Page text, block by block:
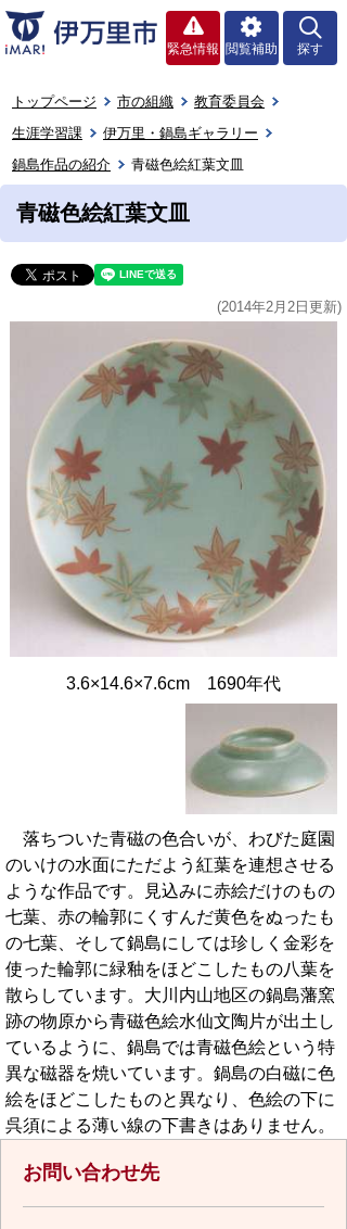
緊急情報 閲覧補助 探す
トップページ 市の組織
教育委員会
生涯学習課
伊万里・鍋島ギャラリー
鍋島作品の紹介
青磁色絵紅葉文皿
青磁色絵紅葉文皿
(2014年2月2日更新)
3.6×14.6×7.6cm 1690年代
落ちついた青磁の色合いが、わびた庭園
のいけの水面にただよう紅葉を連想させる
ような作品です。見込みに赤絵だけのもの
七葉、赤の輪郭にくすんだ黄色をぬったも
の七葉、そして鍋島にしては珍しく金彩を
使った輪郭に緑釉をほどこしたもの八葉を
散らしています。大川内山地区の鍋島藩窯
跡の物原から青磁色絵水仙文陶片が出土し
ているように、鍋島では青磁色絵という特
異な磁器を焼いています。鍋島の白磁に色
絵をほどこしたものと異なり、色絵の下に
呉須による薄い線の下書きはありません。
お問い合わせ先